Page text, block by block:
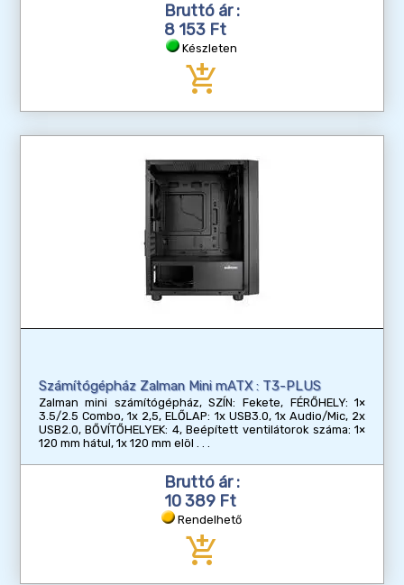
Bruttó ár :
8 153 Ft
Készleten
add_shopping_cart
Számítógépház Zalman Mini mATX : T3-PLUS
Zalman mini számítógépház, SZÍN: Fekete, FÉRŐHELY: 1×
3.5/2.5 Combo, 1x 2,5, ELŐLAP: 1x USB3.0, 1x Audio/Mic, 2x
USB2.0, BŐVÍTŐHELYEK: 4, Beépített ventilátorok száma: 1×
120 mm hátul, 1x 120 mm elöl
Bruttó ár :
10 389 Ft
Rendelhető
add_shopping_cart